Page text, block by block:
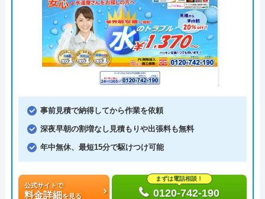
事前見積で納得してから作業を依頼
深夜早朝の割増なし見積もりや出張料も無料
年中無休、最短15分で駆けつけ可能
公式サイトで
料金詳細を見る
まずは電話相談！
0120-742-190